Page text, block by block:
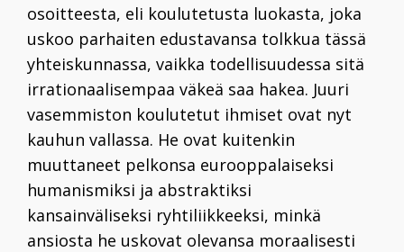
osoitteesta, eli koulutetusta luokasta, joka
uskoo parhaiten edustavansa tolkkua tässä
yhteiskunnassa, vaikka todellisuudessa sitä
irrationaalisempaa väkeä saa hakea. Juuri
vasemmiston koulutetut ihmiset ovat nyt
kauhun vallassa. He ovat kuitenkin
muuttaneet pelkonsa eurooppalaiseksi
humanismiksi ja abstraktiksi
kansainväliseksi ryhtiliikkeeksi, minkä
ansiosta he uskovat olevansa moraalisesti